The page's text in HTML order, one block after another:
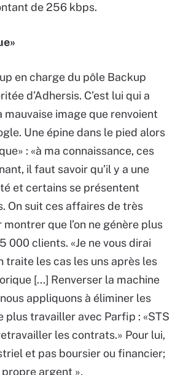
de 256 kbps.
en charge du pôle Backup
d’Adhersis. C’est lui qui a
image que renvoient
Une épine dans le pied alors
: «à ma connaissance, ces
il faut savoir qu’il y a une
et certains se présentent
On suit ces affaires de très
que l’on ne génère plus
clients. «Je ne vous dirai
traite les cas les uns après les
[...] Renverser la machine
appliquons à éliminer les
plus travailler avec Parfip : «STS
les contrats.» Pour lui,
et pas boursier ou financier;
argent ».